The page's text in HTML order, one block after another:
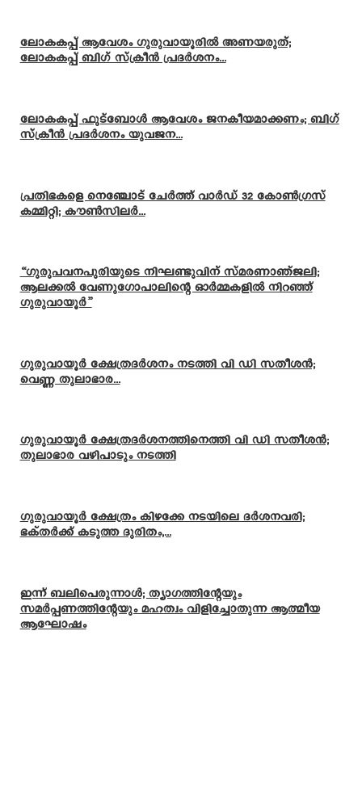
ലോകകപ്പ് ആവേശം ഗുരുവായൂരിൽ അണയരുത്;
ലോകകപ്പ് ബിഗ് സ്ക്രീൻ പ്രദർശനം...
ലോകകപ്പ് ഫുട്ബോൾ ആവേശം ജനകീയമാക്കണം; ബിഗ്
സ്ക്രീൻ പ്രദർശനം യുവജന...
പ്രതിഭകളെ നെഞ്ചോട് ചേർത്ത് വാർഡ് 32 കോൺഗ്രസ്
കമ്മിറ്റി; കൗൺസിലർ...
“ഗുരുപവനപുരിയുടെ നിഘണ്ടുവിന് സ്മരണാഞ്ജലി;
ആലക്കൽ വേണുഗോപാലിന്റെ ഓർമ്മകളിൽ നിറഞ്ഞ്
ഗുരുവായൂർ”
ഗുരുവായൂർ ക്ഷേത്രദർശനം നടത്തി വി ഡി സതീശൻ;
വെണ്ണ തുലാഭാര...
ഗുരുവായൂർ ക്ഷേത്രദർശനത്തിനെത്തി വി ഡി സതീശൻ;
തുലാഭാര വഴിപാടും നടത്തി
ഗുരുവായൂർ ക്ഷേത്രം കിഴക്കേ നടയിലെ ദർശനവരി;
ഭക്തർക്ക് കടുത്ത ദുരിതം,...
ഇന്ന് ബലിപെരുന്നാള്‍; ത്യാഗത്തിന്റേയും
സമര്‍പ്പണത്തിന്റേയും മഹത്വം വിളിച്ചോതുന്ന ആത്മീയ
ആഘോഷം